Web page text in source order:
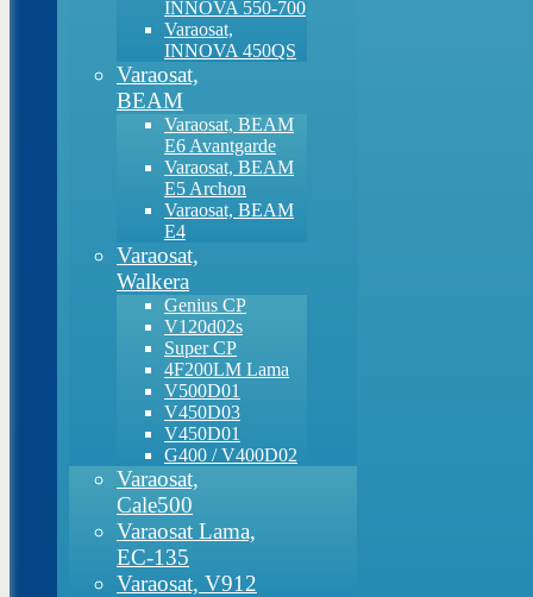
INNOVA 550-700
Varaosat,
INNOVA 450QS
Varaosat,
BEAM
Varaosat, BEAM
E6 Avantgarde
Varaosat, BEAM
E5 Archon
Varaosat, BEAM
E4
Varaosat,
Walkera
Genius CP
V120d02s
Super CP
4F200LM Lama
V500D01
V450D03
V450D01
G400 / V400D02
Varaosat,
Cale500
Varaosat Lama,
EC-135
Varaosat, V912